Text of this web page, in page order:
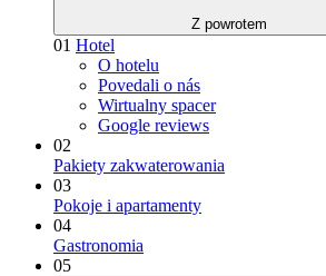
Z powrotem
01 Hotel
O hotelu
Povedali o nás
Wirtualny spacer
Google reviews
02
Pakiety zakwaterowania
03
Pokoje i apartamenty
04
Gastronomia
05